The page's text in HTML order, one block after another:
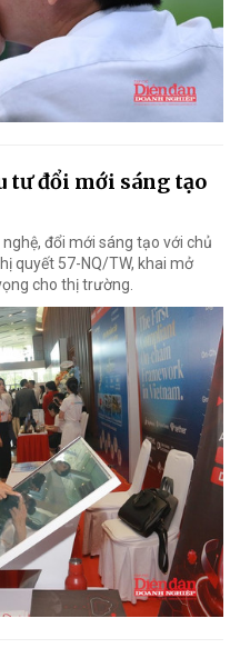
tư đổi mới sáng tạo
đổi mới sáng tạo với chủ
quyết 57-NQ/TW, khai mở
cho thị trường.